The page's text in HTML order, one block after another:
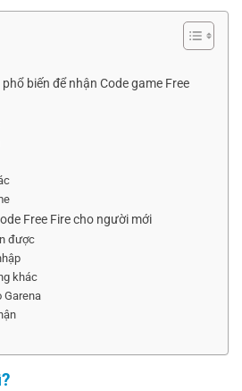
biến để nhận Code game Free
Free Fire cho người mới
được
khác
Garena